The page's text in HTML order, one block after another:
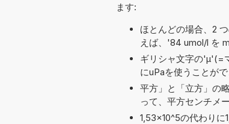
ます:
ほとんどの場合、2
えば、'84 umol/l を
ギリシャ文字の'μ'(=
にuPaを使うことがで
平方」と「立方」の
って、平方センチメ
1,53×10^5の代わりに